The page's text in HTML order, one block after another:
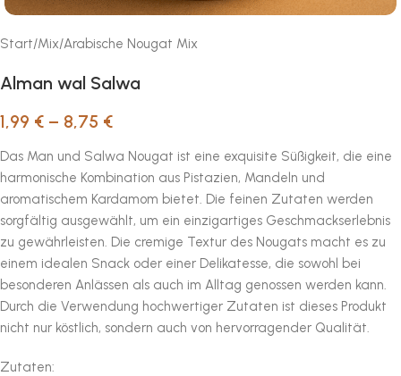
Start/Mix/Arabische Nougat Mix
Alman wal Salwa
1,99 € – 8,75 €
Das Man und Salwa Nougat ist eine exquisite Süßigkeit, die eine
harmonische Kombination aus Pistazien, Mandeln und
aromatischem Kardamom bietet. Die feinen Zutaten werden
sorgfältig ausgewählt, um ein einzigartiges Geschmackserlebnis
zu gewährleisten. Die cremige Textur des Nougats macht es zu
einem idealen Snack oder einer Delikatesse, die sowohl bei
besonderen Anlässen als auch im Alltag genossen werden kann.
Durch die Verwendung hochwertiger Zutaten ist dieses Produkt
nicht nur köstlich, sondern auch von hervorragender Qualität.
Zutaten: